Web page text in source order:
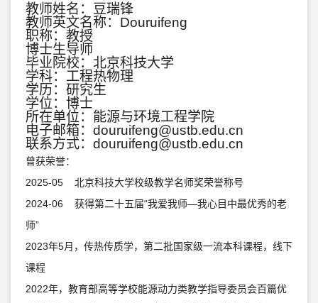
教师姓名：豆瑞锋
教师英文名称：Douruifeng
职称：教授
博士生导师
毕业院校：北京科技大学
学科：工程热物理
学历：研究生
学位：博士
所在单位：能源与环境工程学院
电子邮箱： douruifeng@ustb.edu.cn
联系方式：douruifeng@ustb.edu.cn
曾获荣誉：
2025-05 北京科技大学校级教学名师奖荣誉称号
2024-06 获得第二十五届“我爱我师—我心目中最优秀的老
师”
2023年5月，传热传质学，第二批国家级一流本科课程，线下
课程
2022年，教育部高等学校能源动力类教学指导委员会百篇优